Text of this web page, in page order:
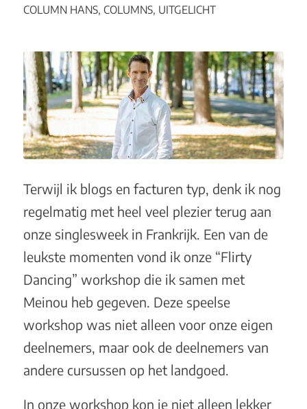
COLUMN HANS, COLUMNS, UITGELICHT
Terwijl ik blogs en facturen typ, denk ik nog
regelmatig met heel veel plezier terug aan
onze singlesweek in Frankrijk. Een van de
leukste momenten vond ik onze “Flirty
Dancing” workshop die ik samen met
Meinou heb gegeven. Deze speelse
workshop was niet alleen voor onze eigen
deelnemers, maar ook de deelnemers van
andere cursussen op het landgoed.
In onze workshop kon je niet alleen lekker